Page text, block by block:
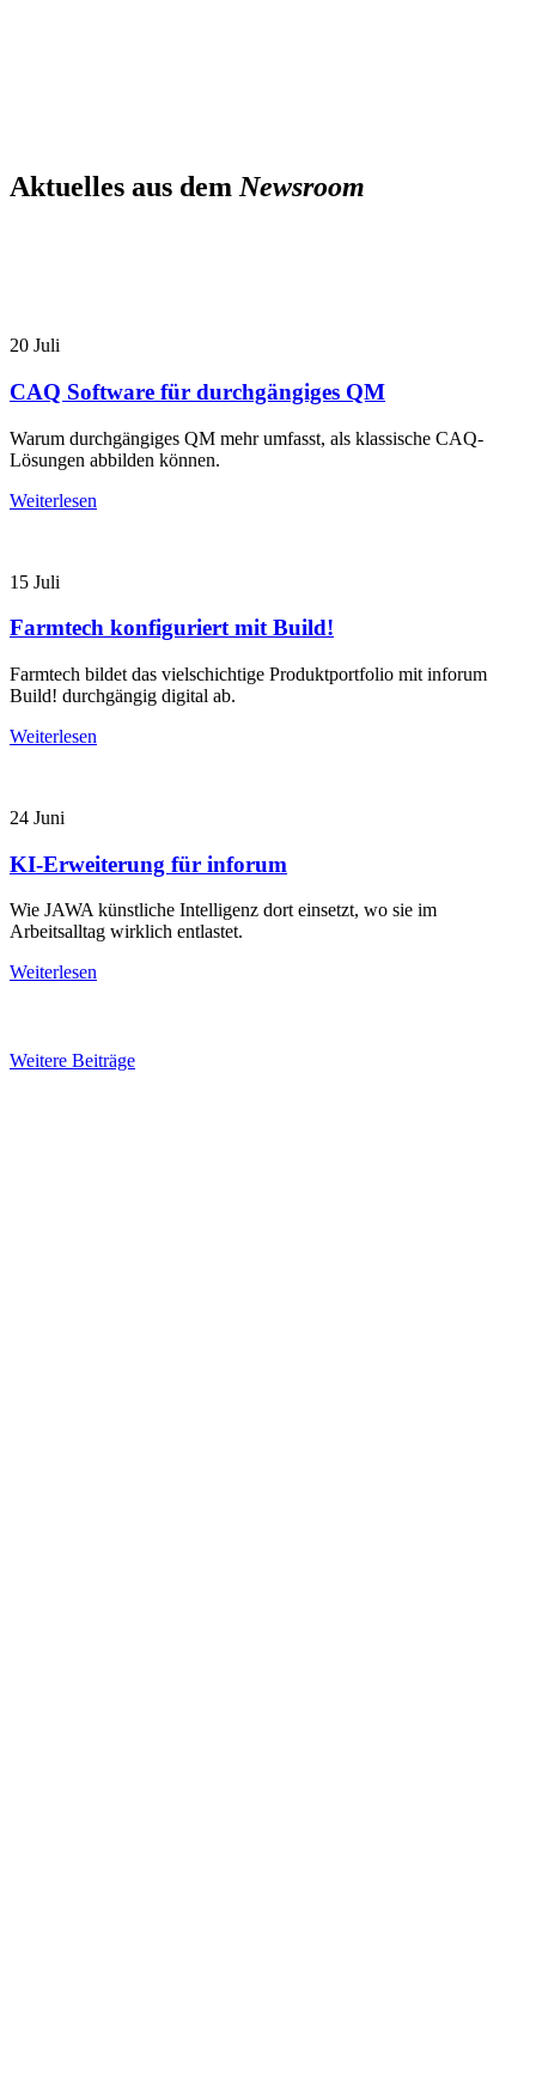
Aktuelles aus demNewsroom
20 Juli
CAQ Software für durchgängiges QM
Warum durchgängiges QM mehr umfasst, als klassische CAQ-
Lösungen abbilden können.
Weiterlesen
15 Juli
Farmtech konfiguriert mit Build!
Farmtech bildet das vielschichtige Produktportfolio mit inforum
Build! durchgängig digital ab.
Weiterlesen
24 Juni
KI-Erweiterung für inforum
Wie JAWA künstliche Intelligenz dort einsetzt, wo sie im
Arbeitsalltag wirklich entlastet.
Weiterlesen
Weitere Beiträge